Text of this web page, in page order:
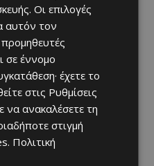
ΤΥΠΟΣ: Στο επίκεντρο οι
στους ημικρατικούς, οι
του 2028 και ο GSI
Οι επιλογές
αυτόν τον
σε έννομο
έχετε το
στις Ρυθμίσεις
να ανακαλέσετε τη
στιγμή
. Πολιτική